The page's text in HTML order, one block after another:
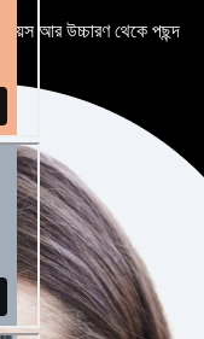
আর উচ্চারণ থেকে পছন্দ